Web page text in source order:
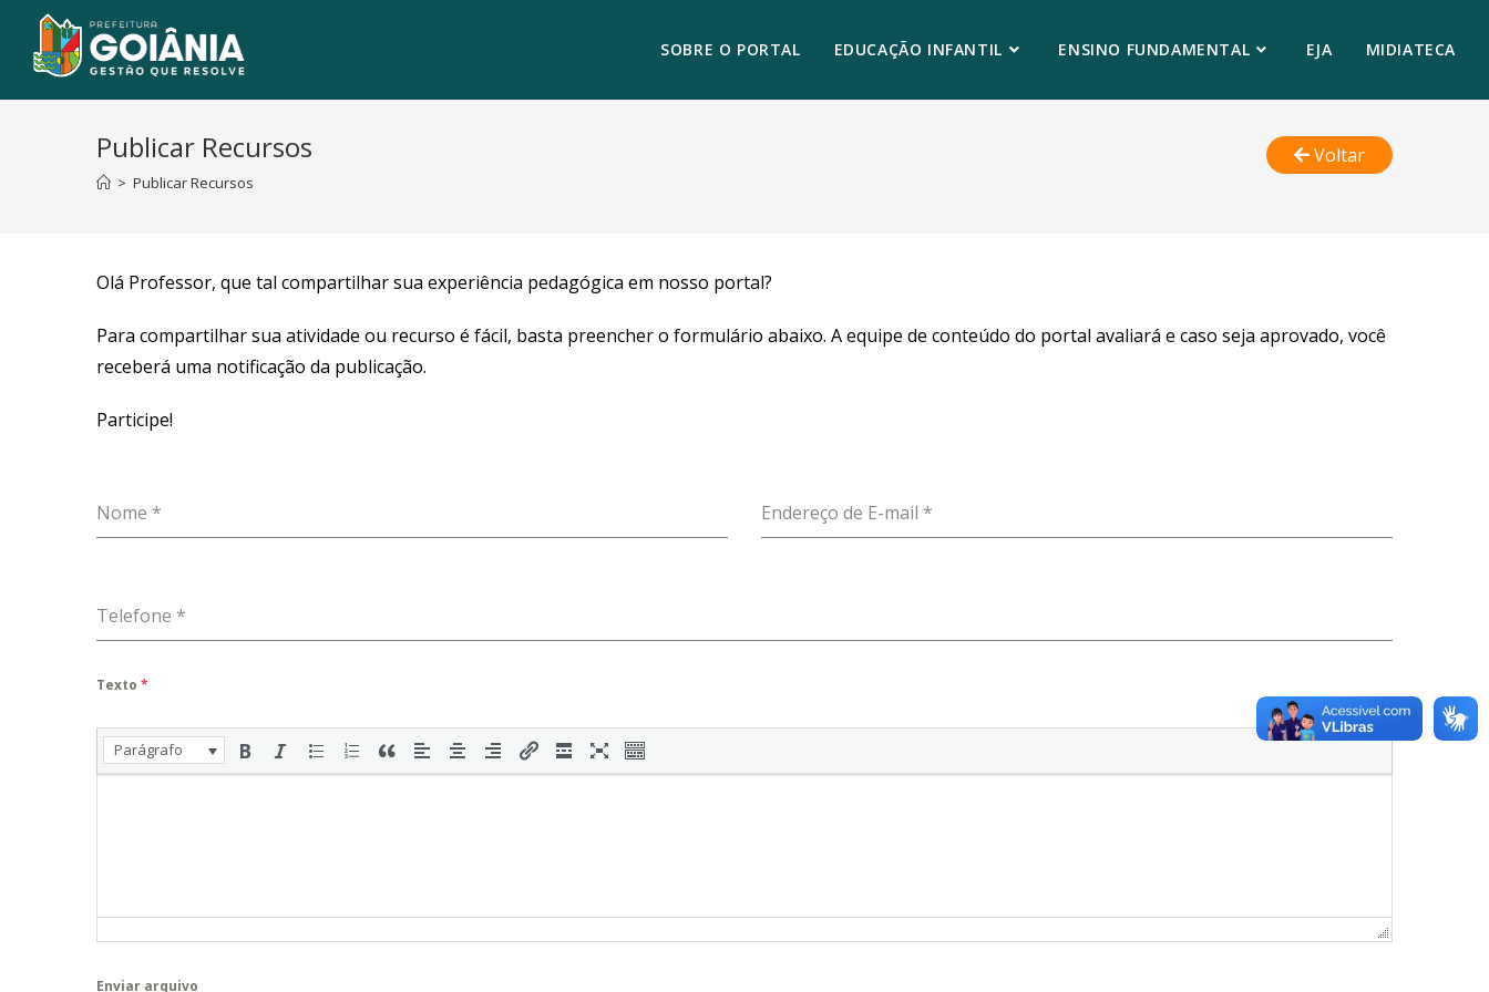
SOBRE O PORTAL EDUCAÇÃO INFANTIL ENSINO FUNDAMENTAL EJA MIDIATECA
Publicar Recursos
> Publicar Recursos
Voltar
Olá Professor, que tal compartilhar sua experiência pedagógica em nosso portal?
Para compartilhar sua atividade ou recurso é fácil, basta preencher o formulário abaixo. A equipe de conteúdo do portal avaliará e caso seja aprovado, você
receberá uma notificação da publicação.
Participe!
Nome * Endereço de E-mail *
Telefone *
Texto *
Visual
Código
Parágrafo
Enviar arquivo